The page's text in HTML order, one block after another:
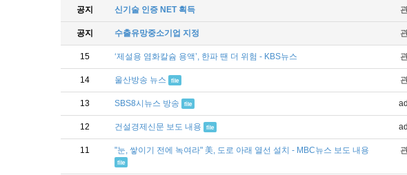
공지 신기술 인증 NET 획득
공지 수출유망중소기업 지정
15 ‘제설용 염화칼슘 용액’, 한파 땐 더 위험 - KBS뉴스
14 울산방송 뉴스 file
13 SBS8시뉴스 방송 file
12 건설경제신문 보도 내용 file
11 "눈, 쌓이기 전에 녹여라" 美, 도로 아래 열선 설치 - MBC뉴스 보도 내용
file